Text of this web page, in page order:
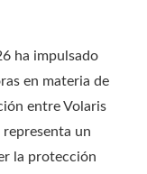
ha impulsado
en materia de
entre Volaris
un
la protección